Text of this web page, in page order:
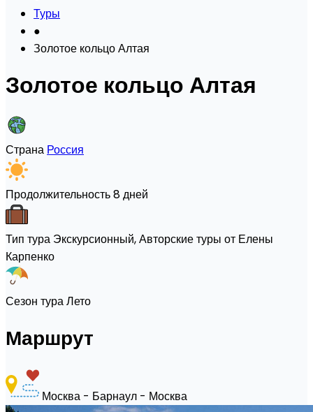
Туры
●
Золотое кольцо Алтая
Золотое кольцо Алтая
Страна Россия
Продолжительность8 дней
Тип тура Экскурсионный, Авторские туры от Елены
Карпенко
Сезон тураЛето
Маршрут
Москва - Барнаул - Москва